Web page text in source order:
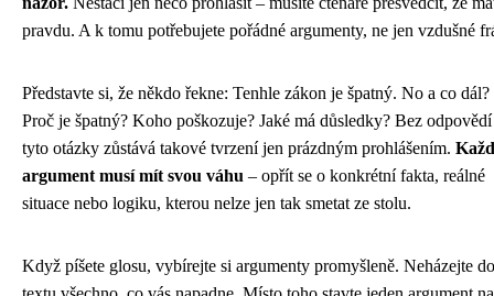
pravdu. A k tomu potřebujete pořádné argumenty, ne jen vzdušné
Představte si, že někdo řekne: Tenhle zákon je špatný. No a co dál?
Proč je špatný? Koho poškozuje? Jaké má důsledky? Bez
tyto otázky zůstává takové tvrzení jen prázdným prohlášením.
argument musí mít svou váhu – opřít se o konkrétní fakta, reálné
situace nebo logiku, kterou nelze jen tak smetat ze stolu.
Když píšete glosu, vybírejte si argumenty promyšleně. Neházejte do